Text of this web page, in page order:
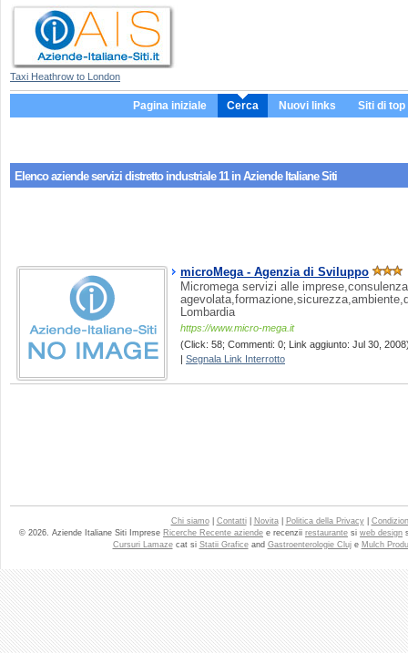
Taxi Heathrow to London
Pagina iniziale Cerca Nuovi links Siti di top
Elenco aziende servizi distretto industriale 11in Aziende Italiane Siti
microMega - Agenzia di Sviluppo
Micromega servizi alle
Lombardia
https://www.micro-mega.it
(Click: 58; Commenti: 0; Link aggiunto: Jul 30,
| Segnala Link Interrotto
Chi siamo| Contatti| Novita| Politica della Privacy|
© 2026. Aziende Italiane Siti Imprese Ricerche Recente aziende e recenzii restaurante si web design
Cursuri Lamazecat si Statii Graficeand Gastroenterologie Cluje Mulch